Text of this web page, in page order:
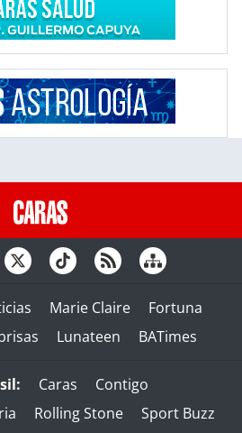
Marie Claire
Fortuna
Lunateen BATimes
Caras
Contigo
Rolling Stone
Sport Buzz